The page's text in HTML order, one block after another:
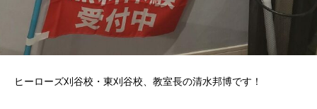
ヒーローズ刈谷校・東刈谷校、教室長の清水邦博です！